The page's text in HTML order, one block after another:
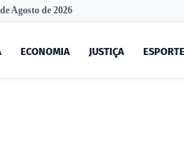
Agosto de 2026
ECONOMIA JUSTIÇA ESPORTE